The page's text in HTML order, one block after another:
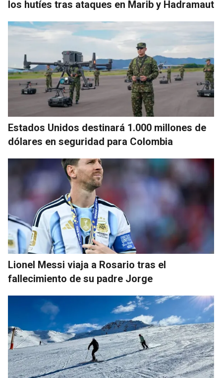
los hutíes tras ataques en Marib y Hadramaut
Estados Unidos destinará 1.000 millones de
dólares en seguridad para Colombia
Lionel Messi viaja a Rosario tras el
fallecimiento de su padre Jorge